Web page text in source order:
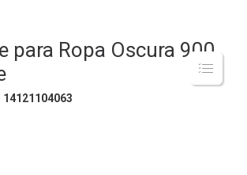
para Ropa Oscura 900
14121104063